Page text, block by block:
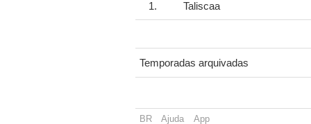
1. Taliscaa
Temporadas arquivadas
BR Ajuda App